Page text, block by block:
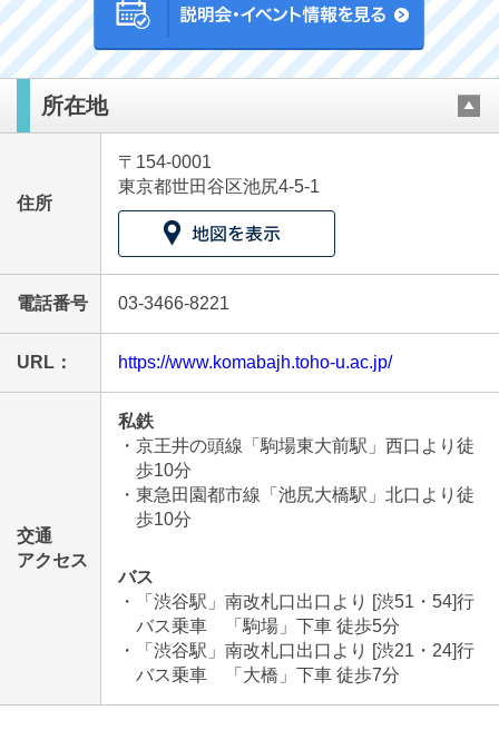
最近見た学校
駒場東邦中学校
ブックマークした学校
ブックマークした学校はありません
所在地
住所
〒154-0001
東京都世田谷区池尻4-5-1
電話番号 03-3466-8221
URL： https://www.komabajh.toho-u.ac.jp/
交通
アクセス
私鉄
・京王井の頭線「駒場東大前駅」西口より徒
歩10分
・東急田園都市線「池尻大橋駅」北口より徒
歩10分
バス
・「渋谷駅」南改札口出口より [渋51・54]行
バス乗車 「駒場」下車 徒歩5分
・「渋谷駅」南改札口出口より [渋21・24]行
バス乗車 「大橋」下車 徒歩7分